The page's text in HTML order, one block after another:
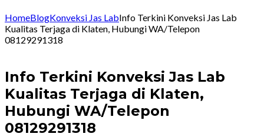
HomeBlogKonveksi Jas LabInfo Terkini Konveksi Jas Lab
Kualitas Terjaga di Klaten, Hubungi WA/Telepon
08129291318
Info Terkini Konveksi Jas Lab
Kualitas Terjaga di Klaten,
Hubungi WA/Telepon
08129291318